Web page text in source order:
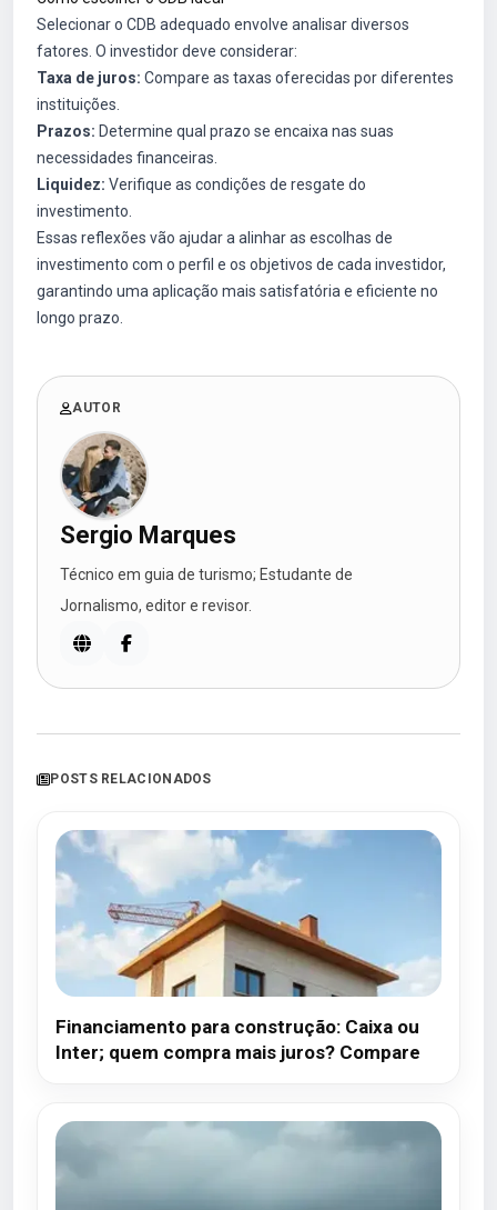
Selecionar o CDB adequado envolve analisar diversos
fatores. O investidor deve considerar:
Taxa de juros: Compare as taxas oferecidas por diferentes
instituições.
Prazos: Determine qual prazo se encaixa nas suas
necessidades financeiras.
Liquidez: Verifique as condições de resgate do
investimento.
Essas reflexões vão ajudar a alinhar as escolhas de
investimento com o perfil e os objetivos de cada investidor,
garantindo uma aplicação mais satisfatória e eficiente no
longo prazo.
AUTOR
Sergio Marques
Técnico em guia de turismo; Estudante de
Jornalismo, editor e revisor.
POSTS RELACIONADOS
Financiamento para construção: Caixa ou
Inter; quem compra mais juros? Compare